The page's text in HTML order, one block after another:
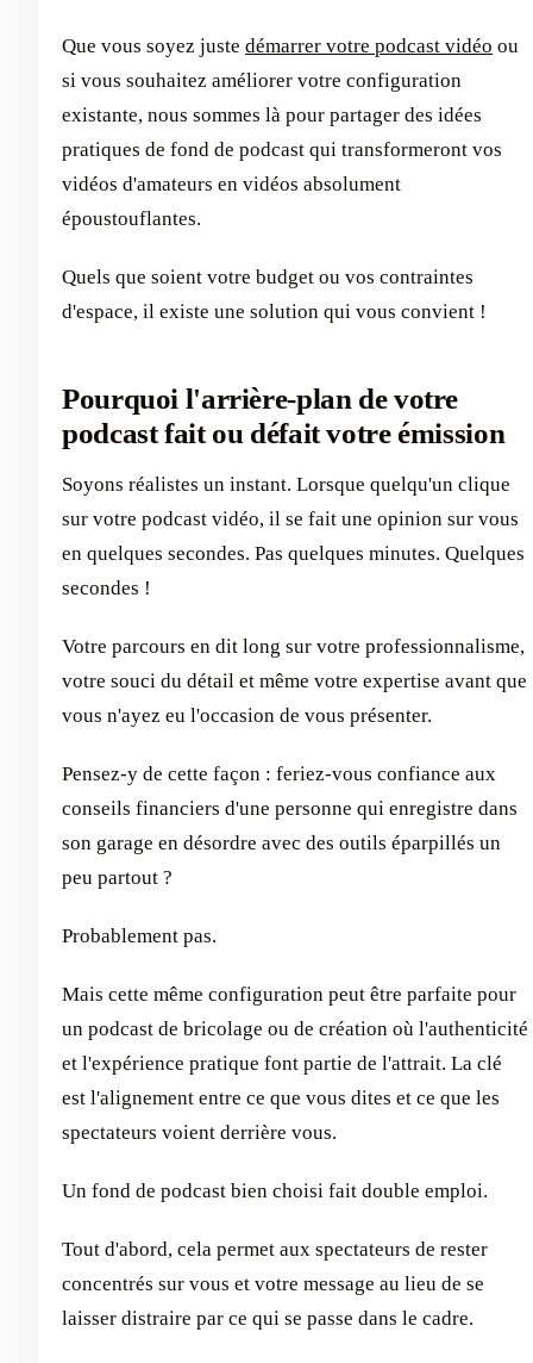
Que vous soyez juste démarrer votre podcast vidéo ou
si vous souhaitez améliorer votre configuration
existante, nous sommes là pour partager des idées
pratiques de fond de podcast qui transformeront vos
vidéos d'amateurs en vidéos absolument
époustouflantes.
Quels que soient votre budget ou vos contraintes
d'espace, il existe une solution qui vous convient !
Pourquoi l'arrière-plan de votre
podcast fait ou défait votre émission
Soyons réalistes un instant. Lorsque quelqu'un clique
sur votre podcast vidéo, il se fait une opinion sur vous
en quelques secondes. Pas quelques minutes. Quelques
secondes !
Votre parcours en dit long sur votre professionnalisme,
votre souci du détail et même votre expertise avant que
vous n'ayez eu l'occasion de vous présenter.
Pensez-y de cette façon : feriez-vous confiance aux
conseils financiers d'une personne qui enregistre dans
son garage en désordre avec des outils éparpillés un
peu partout ?
Probablement pas.
Mais cette même configuration peut être parfaite pour
un podcast de bricolage ou de création où l'authenticité
et l'expérience pratique font partie de l'attrait. La clé
est l'alignement entre ce que vous dites et ce que les
spectateurs voient derrière vous.
Un fond de podcast bien choisi fait double emploi.
Tout d'abord, cela permet aux spectateurs de rester
concentrés sur vous et votre message au lieu de se
laisser distraire par ce qui se passe dans le cadre.